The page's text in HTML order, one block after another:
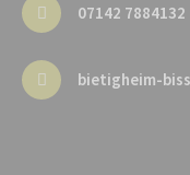
07142 7884132
bietigheim-